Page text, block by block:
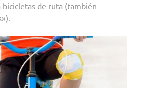
bicicletas de ruta (también